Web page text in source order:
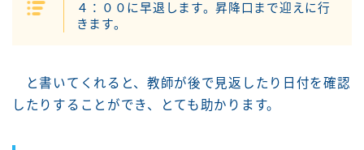
４：００に早退します。昇降口まで迎えに行
きます。
と書いてくれると、教師が後で見返したり日付を確認
したりすることができ、とても助かります。